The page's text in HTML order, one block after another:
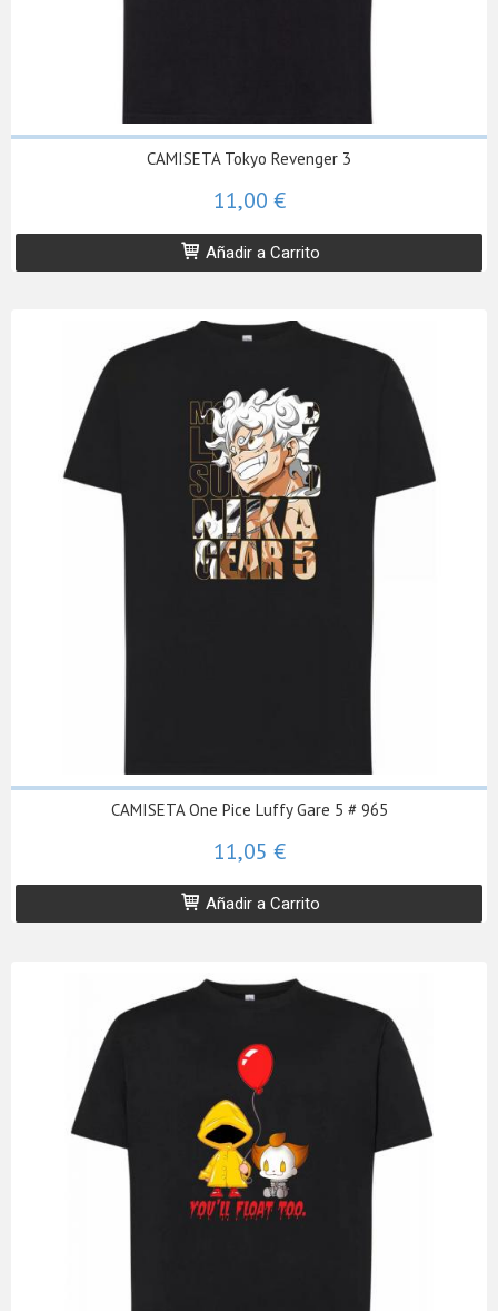
CAMISETA Tokyo Revenger 3
11,00 €
Añadir a Carrito
CAMISETA One Pice Luffy Gare 5 # 965
11,05 €
Añadir a Carrito